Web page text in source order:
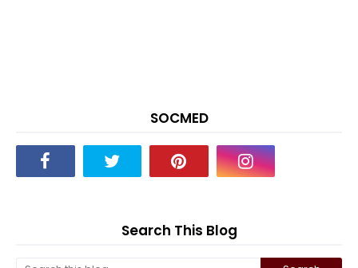
SOCMED
Search This Blog